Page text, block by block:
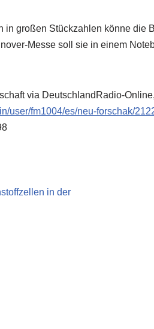
in großen Stückzahlen könne die
Messe soll sie in einem
via DeutschlandRadio-
user/fm1004/es/neu-forschak/
in der